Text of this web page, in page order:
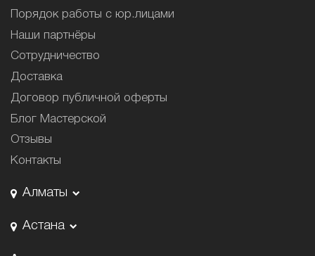
Порядок работы с юр.лицами
Наши партнёры
Сотрудничество
Доставка
Договор публичной оферты
Блог Мастерской
Отзывы
Контакты
Алматы
Астана